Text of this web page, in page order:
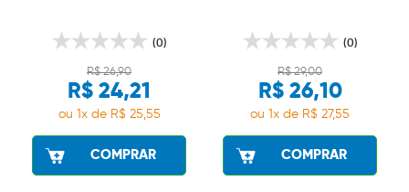
(0)
R$ 26,90
R$ 24,21
ou 1x de R$ 25,55
COMPRAR
(0)
R$ 29,00
R$ 26,10
ou 1x de R$ 27,55
COMPRAR